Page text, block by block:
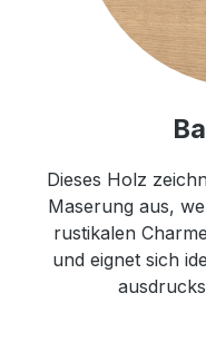
Dieses Holz
Maserung aus,
rustikalen
und eignet sich